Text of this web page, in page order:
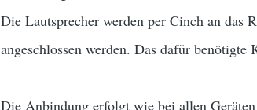
Die Lautsprecher werden per Cinch an das
angeschlossen werden. Das dafür
Die Anbindung erfolgt wie bei allen